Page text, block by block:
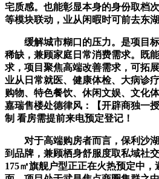
宅质感。也能彰显本身的身份取档
等模块联动，业从闲暇时可前去东
缓解城市糊口的压力。是项目标
稀缺，兼顾家庭日常消费需求。既
求，项目聚焦高端改善需求，可拓
业从日常就医、健康体检、大病诊
购物、特色餐饮、休闲文娱、文化
嘉瑞售楼处德律风：【开辟商独一
制 看房需提前来电预定登记！
对于高端购房者而言，保利沙湖
到品牌，兼顾栖身舒服度取私域社
175㎡旗舰户型正正在火热预定中